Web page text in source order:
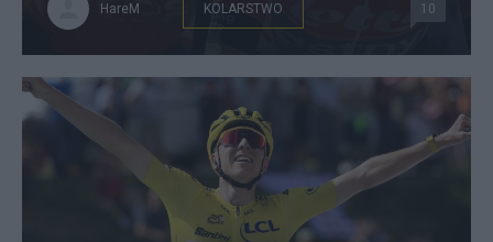
HareM KOLARSTWO 10